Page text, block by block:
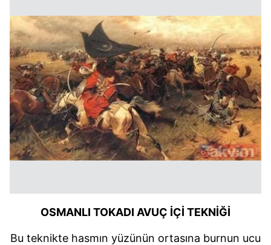
OSMANLI TOKADI AVUÇ İÇİ TEKNİĞİ
Bu teknikte hasmın yüzünün ortasına burnun ucu